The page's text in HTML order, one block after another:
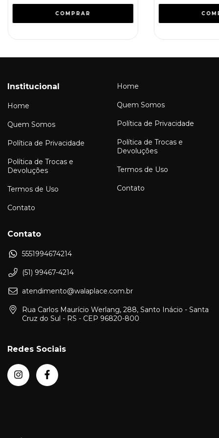
Institucional
Home
Quem Somos
Política de Privacidade
Política de Trocas e
Devoluções
Termos de Uso
Contato
Home
Quem Somos
Política de Privacidade
Política de Trocas e
Devoluções
Termos de Uso
Contato
Contato
5551994674214
(51) 99467-4214
atendimento@walaplace.com.br
Rua Carlos Maurício Werlang, 288, Santo Inácio - Santa
Cruz do Sul - RS - CEP 96820-800
Redes Sociais